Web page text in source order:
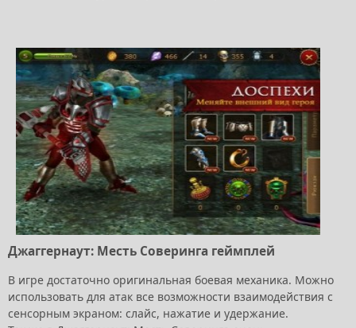
Джаггернаут: Месть Соверинга геймплей
В игре достаточно оригинальная боевая механика. Можно
использовать для атак все возможности взаимодействия с
сенсорным экраном: слайс, нажатие и удержание.